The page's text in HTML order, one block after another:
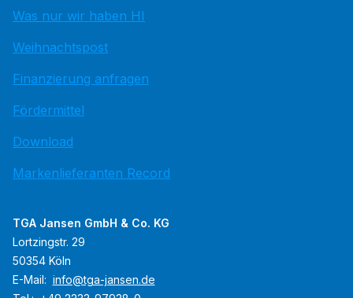
Was nur wir haben HI
Weihnachtspost
Finanzierung anfragen
Fördermittel
Download
Markenlieferanten Record
TGA Jansen GmbH & Co. KG
Lortzingstr. 29
50354 Köln
E-Mail: info@tga-jansen.de